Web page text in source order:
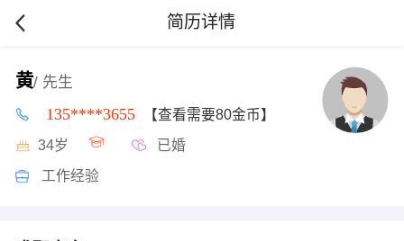
简历详情
黄/ 先生
135****3655 【查看需要80金币】
34岁 已婚
工作经验